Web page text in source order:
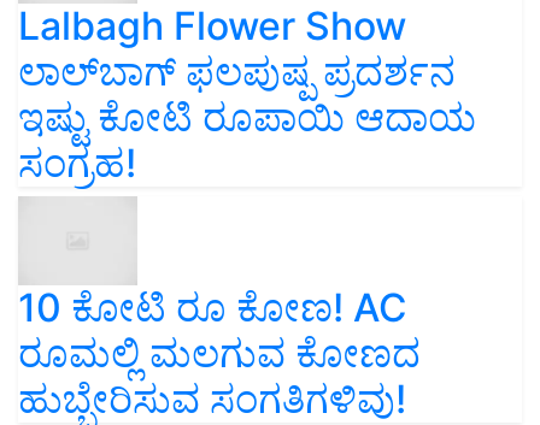
Lalbagh Flower Show
ಲಾಲ್‌ಬಾಗ್ ಫಲಪುಷ್ಪ ಪ್ರದರ್ಶನ
ಇಷ್ಟು ಕೋಟಿ ರೂಪಾಯಿ ಆದಾಯ
ಸಂಗ್ರಹ!
10 ಕೋಟಿ ರೂ ಕೋಣ! AC
ರೂಮಲ್ಲಿ ಮಲಗುವ ಕೋಣದ
ಹುಬ್ಬೇರಿಸುವ ಸಂಗತಿಗಳಿವು!